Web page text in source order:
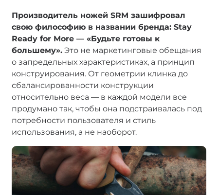
Производитель ножей SRM зашифровал
свою философию в названии бренда: Stay
Ready for More — «Будьте готовы к
большему». Это не маркетинговые обещания
о запредельных характеристиках, а принцип
конструирования. От геометрии клинка до
сбалансированности конструкции
относительно веса — в каждой модели все
продумано так, чтобы она подстраивалась под
потребности пользователя и стиль
использования, а не наоборот.